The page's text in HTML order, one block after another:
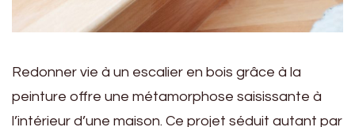
Redonner vie à un escalier en bois grâce à la
peinture offre une métamorphose saisissante à
l’intérieur d’une maison. Ce projet séduit autant par